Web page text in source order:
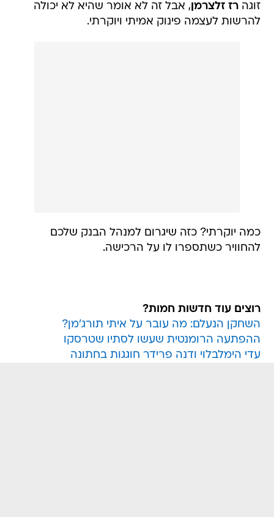
זוגהרז זלצרמן, אבל זה לא אומר שהיא לא יכולה
להרשות לעצמה פינוק אמיתי ויוקרתי.
כמה יוקרתי? כזה שיגרום למנהל הבנק שלכם
להחוויר כשתספרו לו על הרכישה.
רוצים עוד חדשות חמות?
השחקן הנעלם: מה עובר על איתי תורג'מן?
ההפתעה הרומנטית שעשו לסתיו שטרסקו
עדי הימלבלוי ודנה פרידר חוגגות בחתונה